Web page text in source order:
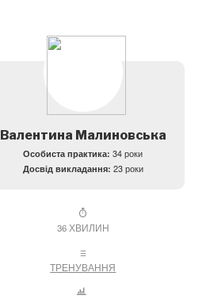
Валентина Малиновська
Особиста практика: 34 роки
Досвід викладання: 23 роки
36 ХВИЛИН
ТРЕНУВАННЯ